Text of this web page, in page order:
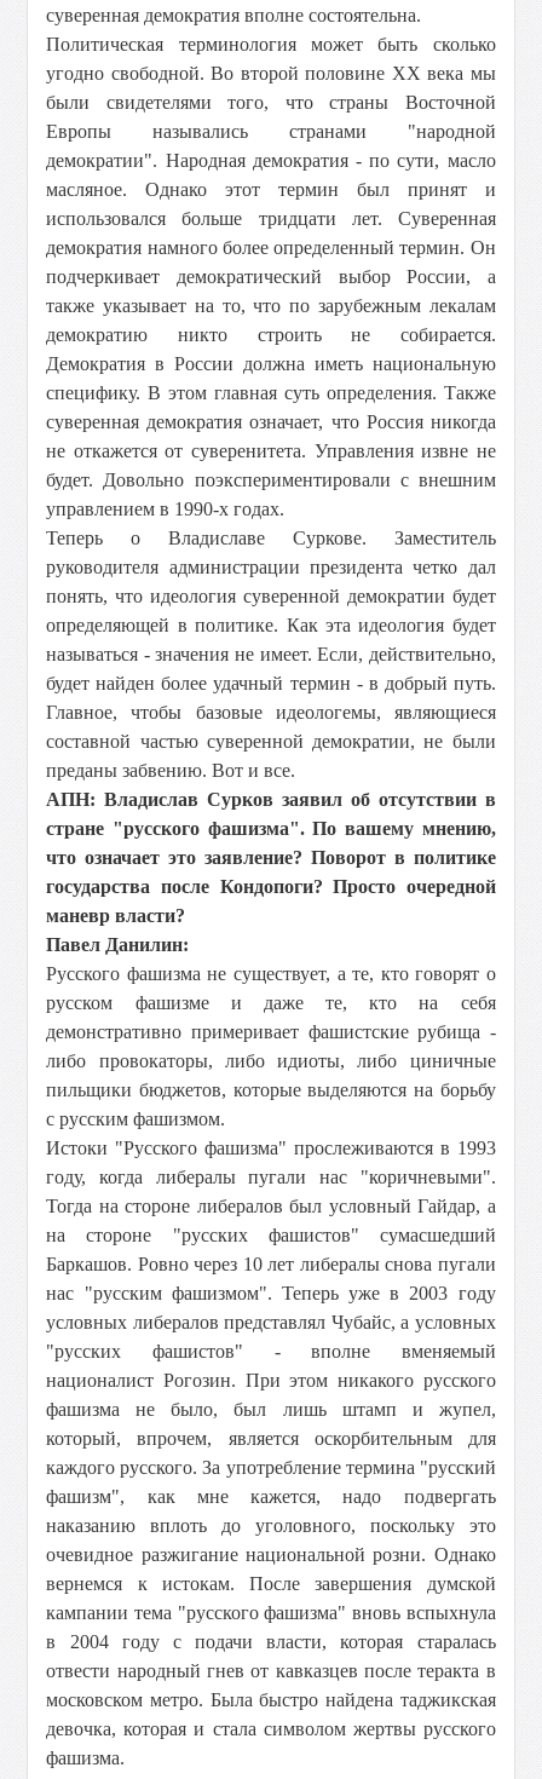
суверенная демократия вполне состоятельна.
Политическая терминология может быть сколько
угодно свободной. Во второй половине XX века мы
были свидетелями того, что страны Восточной
Европы назывались странами "народной
демократии". Народная демократия - по сути, масло
масляное. Однако этот термин был принят и
использовался больше тридцати лет. Суверенная
демократия намного более определенный термин. Он
подчеркивает демократический выбор России, а
также указывает на то, что по зарубежным лекалам
демократию никто строить не собирается.
Демократия в России должна иметь национальную
специфику. В этом главная суть определения. Также
суверенная демократия означает, что Россия никогда
не откажется от суверенитета. Управления извне не
будет. Довольно поэкспериментировали с внешним
управлением в 1990-х годах.
Теперь о Владиславе Суркове. Заместитель
руководителя администрации президента четко дал
понять, что идеология суверенной демократии будет
определяющей в политике. Как эта идеология будет
называться - значения не имеет. Если, действительно,
будет найден более удачный термин - в добрый путь.
Главное, чтобы базовые идеологемы, являющиеся
составной частью суверенной демократии, не были
преданы забвению. Вот и все.
АПН: Владислав Сурков заявил об отсутствии в
стране "русского фашизма". По вашему мнению,
что означает это заявление? Поворот в политике
государства после Кондопоги? Просто очередной
маневр власти?
Павел Данилин:
Русского фашизма не существует, а те, кто говорят о
русском фашизме и даже те, кто на себя
демонстративно примеривает фашистские рубища -
либо провокаторы, либо идиоты, либо циничные
пильщики бюджетов, которые выделяются на борьбу
с русским фашизмом.
Истоки "Русского фашизма" прослеживаются в 1993
году, когда либералы пугали нас "коричневыми".
Тогда на стороне либералов был условный Гайдар, а
на стороне "русских фашистов" сумасшедший
Баркашов. Ровно через 10 лет либералы снова пугали
нас "русским фашизмом". Теперь уже в 2003 году
условных либералов представлял Чубайс, а условных
"русских фашистов" - вполне вменяемый
националист Рогозин. При этом никакого русского
фашизма не было, был лишь штамп и жупел,
который, впрочем, является оскорбительным для
каждого русского. За употребление термина "русский
фашизм", как мне кажется, надо подвергать
наказанию вплоть до уголовного, поскольку это
очевидное разжигание национальной розни. Однако
вернемся к истокам. После завершения думской
кампании тема "русского фашизма" вновь вспыхнула
в 2004 году с подачи власти, которая старалась
отвести народный гнев от кавказцев после теракта в
московском метро. Была быстро найдена таджикская
девочка, которая и стала символом жертвы русского
фашизма.